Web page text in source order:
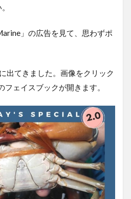
」の広告を見て、思わずポ
出てきました。画像をクリック
ェイスブックが開きます。